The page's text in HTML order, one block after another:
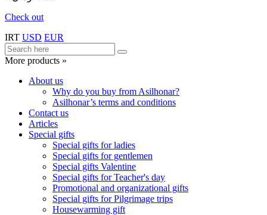
Check out
IRT USD EUR
More products »
About us
Why do you buy from Asilhonar?
Asilhonar’s terms and conditions
Contact us
Articles
Special gifts
Special gifts for ladies
Special gifts for gentlemen
Special gifts Valentine
Special gifts for Teacher's day
Promotional and organizational gifts
Special gifts for Pilgrimage trips
Housewarming gift